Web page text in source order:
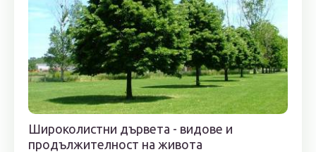
Широколистни дървета - видове и
продължителност на живота